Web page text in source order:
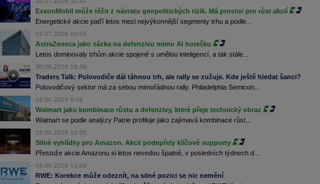
ExxonMobil může těžit z návratu geopolitických rizik. Má prostor pro růst akcií
Energetické akcie patří letos mezi nejvýkonnější segmenty trhu a podle...
02.07.2026 10:55
AstraZeneca jako sázka na defenzivu mimo AI horečku
Letos dominovaly trhům akcie spojené s umělou inteligencí, a tak stále...
30.06.2026 16:39
Traders Talk: Polovodiče dál táhnou trh, ale rally se zužuje. Kde ještě hledat šanci?
Polovodičový sektor má za sebou mimořádnou rally. Philadelphia Semicon...
26.06.2026 6:06
Walmart jako kombinace růstu a defenzivy, které přeje technický obraz
Walmart se podle analýzy Patrie profiluje jako zajímavá kombinace růst...
18.06.2026 10:00
Silné vyhlídky pro Amazon. Akcii podepřely klíčové supporty
Přestože akcie Amazonu si letos nevedou špatně, v posledních týdnech d...
04.06.2026 13:06
RWE: Korekce může odeznít, na silné pozici se nic nemění